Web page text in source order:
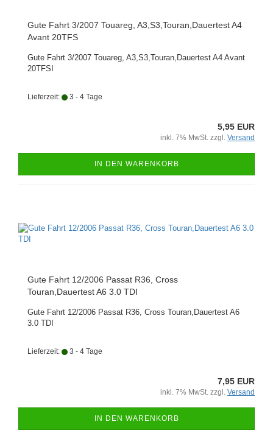
Gute Fahrt 3/2007 Touareg, A3,S3,Touran,Dauertest A4
Avant 20TFS
Gute Fahrt 3/2007 Touareg, A3,S3,Touran,Dauertest A4 Avant
20TFSI
Lieferzeit: 3 - 4 Tage
5,95 EUR
inkl. 7% MwSt. zzgl. Versand
IN DEN WARENKORB
Gute Fahrt 12/2006 Passat R36, Cross
Touran,Dauertest A6 3.0 TDI
Gute Fahrt 12/2006 Passat R36, Cross Touran,Dauertest A6
3.0 TDI
Lieferzeit: 3 - 4 Tage
7,95 EUR
inkl. 7% MwSt. zzgl. Versand
IN DEN WARENKORB